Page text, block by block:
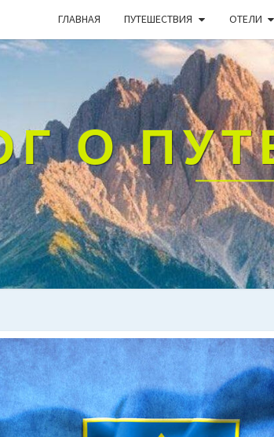
ГЛАВНАЯ ПУТЕШЕСТВИЯ ОТЕЛИ
О